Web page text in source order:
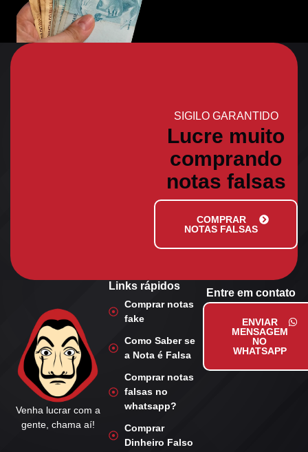
SIGILO GARANTIDO
Lucre muito
comprando
notas falsas
COMPRAR
NOTAS FALSAS
Venha lucrar com a
gente, chama aí!
Links rápidos
Comprar notas
fake
Como Saber se
a Nota é Falsa
Comprar notas
falsas no
whatsapp?
Comprar
Dinheiro Falso
Entre em contato
ENVIAR
MENSAGEM
NO
WHATSAPP